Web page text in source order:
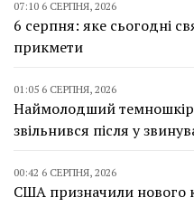
07:10 6 СЕРПНЯ, 2026
6 серпня: яке сьогодні
прикмети
01:05 6 СЕРПНЯ, 2026
Наймолодший
звільнився після у
00:42 6 СЕРПНЯ, 2026
США призначили нового